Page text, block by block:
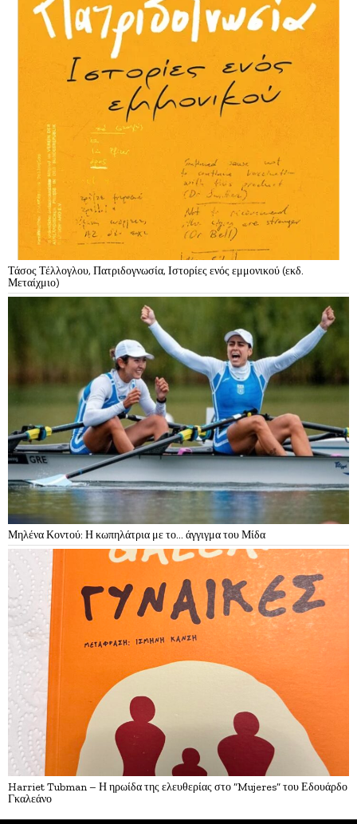
Τάσος Τέλλογλου, Πατριδογνωσία, Ιστορίες ενός εμμονικού (εκδ.
Μεταίχμιο)
Μηλένα Κοντού: Η κωπηλάτρια με το… άγγιγμα του Μίδα
Harriet Tubman – Η ηρωίδα της ελευθερίας στο “Mujeres” του Εδουάρδο
Γκαλεάνο